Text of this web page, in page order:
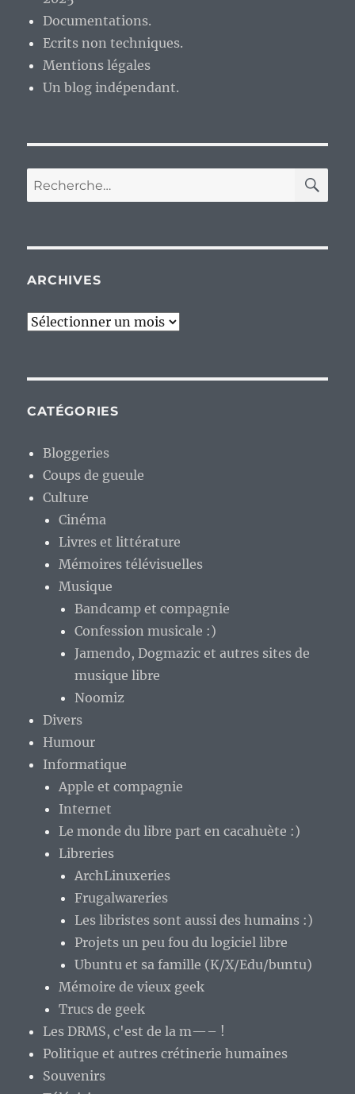
Documentations.
Ecrits non techniques.
Mentions légales
Un blog indépendant.
Recherche
pour :
ARCHIVES
Archives
CATÉGORIES
Bloggeries
Coups de gueule
Culture
Cinéma
Livres et littérature
Mémoires télévisuelles
Musique
Bandcamp et compagnie
Confession musicale :)
Jamendo, Dogmazic et autres sites de
musique libre
Noomiz
Divers
Humour
Informatique
Apple et compagnie
Internet
Le monde du libre part en cacahuète :)
Libreries
ArchLinuxeries
Frugalwareries
Les libristes sont aussi des humains :)
Projets un peu fou du logiciel libre
Ubuntu et sa famille (K/X/Edu/buntu)
Mémoire de vieux geek
Trucs de geek
Les DRMS, c'est de la m—– !
Politique et autres crétinerie humaines
Souvenirs